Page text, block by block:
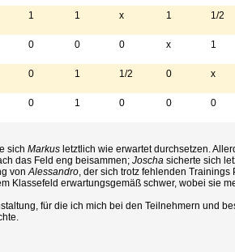
1 1 x 1 1/2
0 0 0 x 1
0 1 1/2 0 x
0 1 0 0 0
sich Markusletztlich wie erwartet durchsetzen.
das Feld eng beisammen; Joschasicherte sich
vonAlessandro, der sich trotz fehlenden Trainings
Klassefeld erwartungsgemäß schwer, wobei sie
für die ich mich bei den Teilnehmern und